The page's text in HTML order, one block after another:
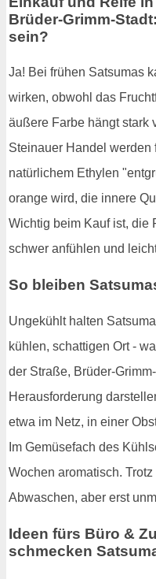
Brüder-Grimm-
sein?
Ja! Bei frühen Satsumas
wirken, obwohl das
äußere Farbe hängt stark
Steinauer Handel werden
natürlichem Ethylen
orange wird, die innere
Wichtig beim Kauf ist, die
schwer anfühlen und
So bleiben
Ungekühlt halten
kühlen, schattigen Ort -
der Straße, Brüder-
Herausforderung
etwa im Netz, in einer
Im Gemüsefach des
Wochen aromatisch.
Abwaschen, aber erst
Ideen fürs Büro &
schmecken